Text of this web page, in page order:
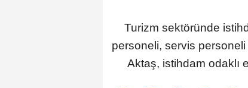
Turizm sektöründe
personeli, servis
Aktaş, istihdam odaklı